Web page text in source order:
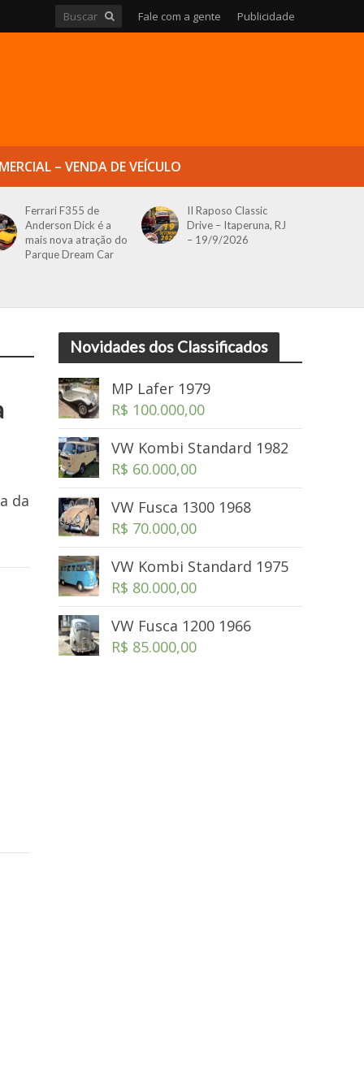
Fale com a gente Publicidade
– VENDA DE VEÍCULO
Ferrari F355 de
Anderson Dick é a
mais nova atração do
Parque Dream Car
II Raposo Classic
Drive – Itaperuna, RJ
– 19/9/2026
da
Novidades dos Classificados
MP Lafer 1979
R$ 100.000,00
VW Kombi Standard 1982
R$ 60.000,00
VW Fusca 1300 1968
R$ 70.000,00
VW Kombi Standard 1975
R$ 80.000,00
VW Fusca 1200 1966
R$ 85.000,00